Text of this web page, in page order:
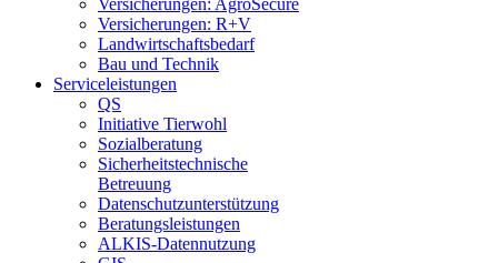
Versicherungen: AgroSecure
Versicherungen: R+V
Landwirtschaftsbedarf
Bau und Technik
Service­­leistungen
QS
Initiative Tierwohl
Sozialberatung
Sicherheitstechnische
Betreuung
Datenschutzunterstützung
Beratungsleistungen
ALKIS-Datennutzung